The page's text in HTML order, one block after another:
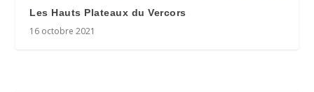
Les Hauts Plateaux du Vercors
16 octobre 2021